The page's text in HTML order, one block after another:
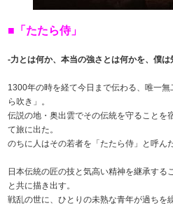
■「たたら侍」
-力とは何か、本当の強さとは何かを、僕
1300年の時を経て今日まで伝わる、唯一
ら吹き」。
伝説の地・奥出雲でその伝統を守ることを
て旅に出た。
のちに人はその若者を「たたら侍」と呼んだ
日本伝統の匠の技と気高い精神を継承する
と共に描き出す。
戦乱の世に、ひとりの未熟な青年が過ちを